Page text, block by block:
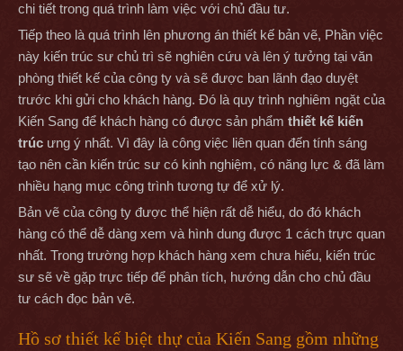
chi tiết trong quá trình làm việc với chủ đầu tư.
Tiếp theo là quá trình lên phương án thiết kế bản vẽ, Phần việc
này kiến trúc sư chủ trì sẽ nghiên cứu và lên ý tưởng tại văn
phòng thiết kế của công ty và sẽ được ban lãnh đạo duyệt
trước khi gửi cho khách hàng. Đó là quy trình nghiêm ngặt của
Kiến Sang để khách hàng có được sản phẩm thiết kế kiến
trúc ưng ý nhất. Vì đây là công việc liên quan đến tính sáng
tạo nên cần kiến trúc sư có kinh nghiệm, có năng lực & đã làm
nhiều hạng mục công trình tương tự để xử lý.
Bản vẽ của công ty được thể hiện rất dễ hiểu, do đó khách
hàng có thể dễ dàng xem và hình dung được 1 cách trực quan
nhất. Trong trường hợp khách hàng xem chưa hiểu, kiến trúc
sư sẽ về gặp trực tiếp để phân tích, hướng dẫn cho chủ đầu
tư cách đọc bản vẽ.
Hồ sơ thiết kế biệt thự của Kiến Sang gồm những